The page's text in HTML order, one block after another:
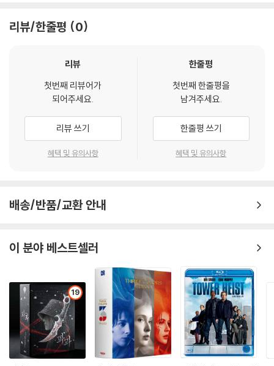
홀로 삼 남매 육아를 도맡아 하면서 슈퍼 맘이 되어야만 했던 ‘마를로’ 곁에
‘툴리’는 마치 자신의 가족처럼 그녀와 아이들을 돌봐준다.
은 조금씩 변화하게 되는데…
리뷰/한줄평 0
리뷰
첫번째 리뷰어가
되어주세요.
리뷰 쓰기
혜택 및 유의사항
한줄평
첫번째 한줄평을
남겨주세요.
한줄평 쓰기
혜택 및 유의사항
배송/반품/교환 안내
이 분야 베스트셀러
19